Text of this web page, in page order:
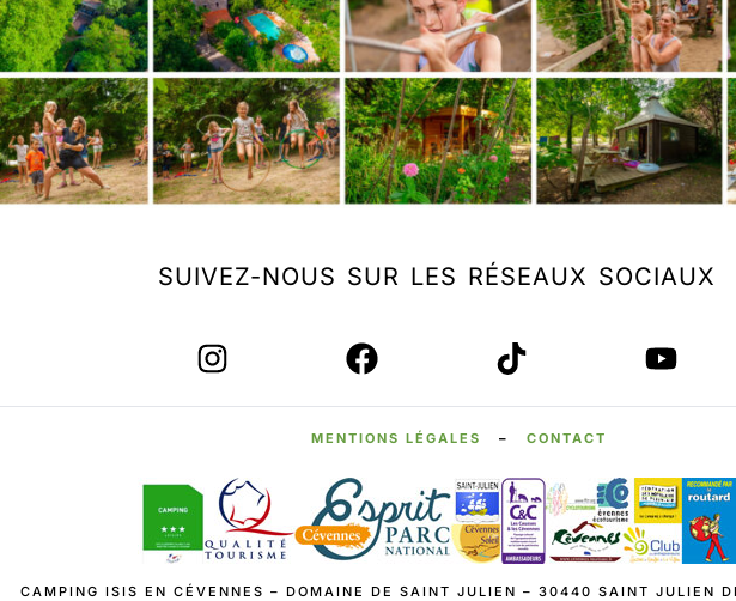
SUIVEZ-NOUS SUR LES RÉSEAUX SOCIAUX
MENTIONS LÉGALES –CONTACT
CAMPING ISIS EN CÉVENNES – DOMAINE DE SAINT JULIEN – 30440 SAINT JULIEN